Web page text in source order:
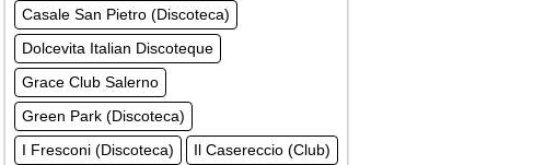
Casale San Pietro (Discoteca)
Dolcevita Italian Discoteque
Grace Club Salerno
Green Park (Discoteca)
I Fresconi (Discoteca)
Il Casereccio (Club)